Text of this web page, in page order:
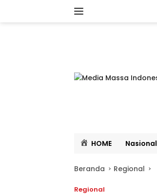
HOME Nasional
Beranda Regional
Regional